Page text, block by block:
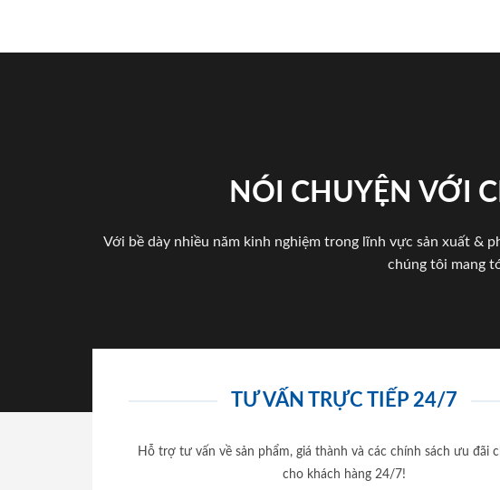
NÓI CHUYỆN VỚI
Với bề dày nhiều năm kinh nghiệm trong lĩnh vực sản xuất &
chúng tôi mang
TƯ VẤN TRỰC TIẾP 24/7
Hỗ trợ tư vấn về sản phẩm, giá thành và các chính sách ưu đãi
cho khách hàng 24/7!